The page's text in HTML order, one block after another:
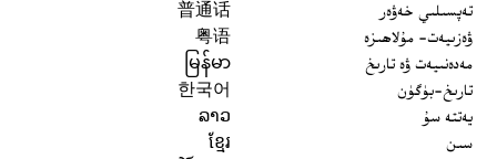
تەپسىلىي خەۋەر
ۋەزىيەت- مۇلاھىزە
مەدەنىيەت ۋە تارىخ
تارىخ-بۈگۈن
يەتتە سۇ
سىن
普通话
粤语
မြန်မာ
한국어
ລາວ
ខ្មែរ